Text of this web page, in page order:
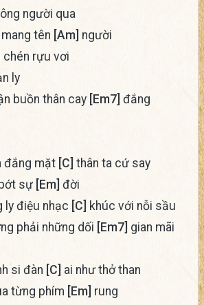
người qua
tên [Am] người
chén rựu vơi
ly
buồn thân cay [Em7] đắng
đắng mặt [C] thân ta cứ say
sự [Em] đời
ly điệu nhạc [C] khúc với nỗi sầu
phải những dối [Em7] gian mãi
si đàn [C] ai như thở than
từng phím [Em] rung